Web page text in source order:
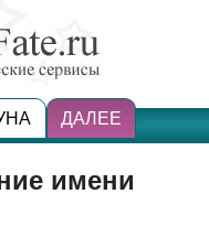
ДАЛЕЕ
имени